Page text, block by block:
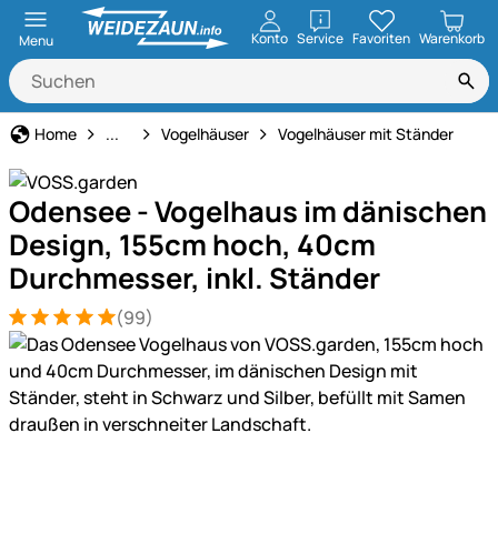
Menu Konto ServiceöffnenFavoriten Warenkorb
Home Garten & Heimdekoration
... Vogelhäuser Vogelhäuser mit Ständer
Odensee - Vogelhaus im dänischen
Design, 155cm hoch, 40cm
Durchmesser, inkl. Ständer
Bewertung: 5 von 5 (99 Bewertungen)
99 Bewertungen
(99)
Produktgalerie